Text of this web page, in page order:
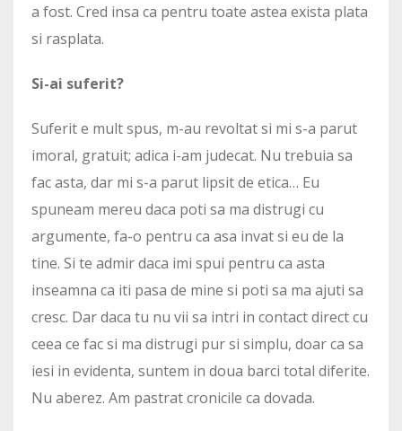
a fost. Cred insa ca pentru toate astea exista plata
si rasplata.
Si-ai suferit?
Suferit e mult spus, m-au revoltat si mi s-a parut
imoral, gratuit; adica i-am judecat. Nu trebuia sa
fac asta, dar mi s-a parut lipsit de etica… Eu
spuneam mereu daca poti sa ma distrugi cu
argumente, fa-o pentru ca asa invat si eu de la
tine. Si te admir daca imi spui pentru ca asta
inseamna ca iti pasa de mine si poti sa ma ajuti sa
cresc. Dar daca tu nu vii sa intri in contact direct cu
ceea ce fac si ma distrugi pur si simplu, doar ca sa
iesi in evidenta, suntem in doua barci total diferite.
Nu aberez. Am pastrat cronicile ca dovada.